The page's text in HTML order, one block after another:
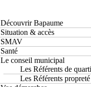
Découvrir Bapaume
Situation & accès
SMAV
Santé
Le conseil municipal
Les Référents de
Les Référents propreté